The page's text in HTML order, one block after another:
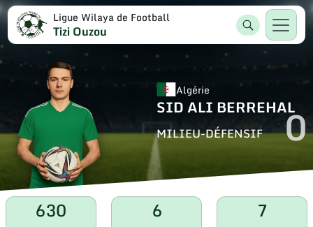
Ligue Wilaya de Football
Tizi Ouzou
Algérie
SID ALI BERREHAL
MILIEU-DÉFENSIF 0
630 6 7